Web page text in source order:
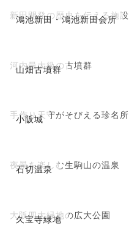
鴻池新田・鴻池新田会所
新田開発の歴史を伝える施設
山畑古墳群
河内最大級の古墳群
小阪城
手作り天守がそびえる珍名所
石切温泉
夜景を楽しむ生駒山の温泉
久宝寺緑地
大阪四大緑地の広大公園